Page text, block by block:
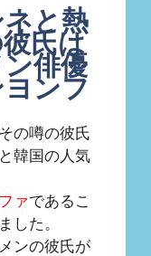
と熱
氏は
俳優
ンフ
の噂の彼氏
韓国の人気
ァであるこ
した。
ンの彼氏が